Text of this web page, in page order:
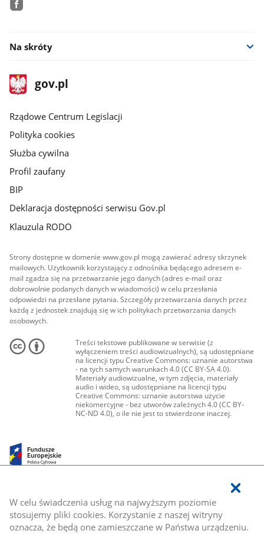
W celu świadczenia usług na najwyższym poziomie
stosujemy pliki cookies. Korzystanie z naszej witryny
oznacza, że będą one zamieszczane w Państwa urządzeniu.
Na skróty
stopka
gov.plStrona
gov.pl
Rządowe Centrum Legislacji
Polityka cookies
Służba cywilna
Profil zaufany
BIP
Deklaracja dostępności serwisu Gov.pl
Klauzula RODO
Strony dostępne w domenie www.gov.pl mogą zawierać adresy skrzynek
mailowych. Użytkownik korzystający z odnośnika będącego adresem e-
mail zgadza się na przetwarzanie jego danych (adres e-mail oraz
dobrowolnie podanych danych w wiadomości) w celu przesłania
odpowiedzi na przesłane pytania. Szczegóły przetwarzania danych przez
każdą z jednostek znajdują się w ich politykach przetwarzania danych
osobowych.
Treści tekstowe publikowane w serwisie (z
wyłączeniem treści audiowizualnych), są udostępniane
na licencji typu Creative Commons: uznanie autorstwa
- na tych samych warunkach 4.0 (CC BY-SA 4.0).
Materiały audiowizualne, w tym zdjęcia, materiały
audio i wideo, są udostępniane na licencji typu
Creative Commons: uznanie autorstwa użycie
niekomercyjne - bez utworów zależnych 4.0 (CC BY-
NC-ND 4.0), o ile nie jest to stwierdzone inaczej.